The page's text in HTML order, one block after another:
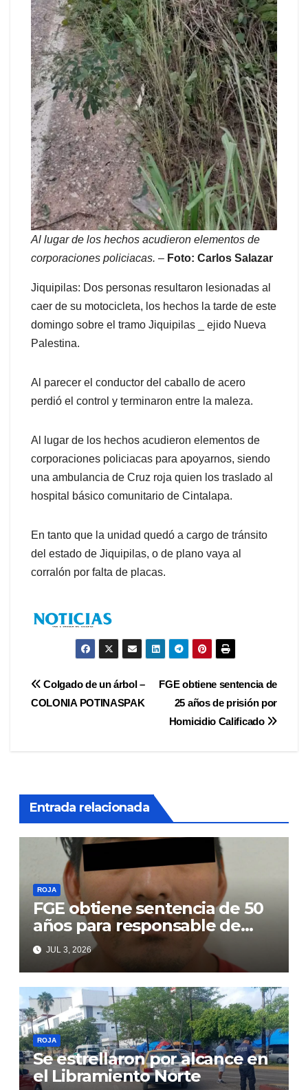
Al lugar de los hechos acudieron elementos de
corporaciones policiacas. – Foto: Carlos Salazar
Jiquipilas: Dos personas resultaron lesionadas al
caer de su motocicleta, los hechos la tarde de este
domingo sobre el tramo Jiquipilas _ ejido Nueva
Palestina.
Al parecer el conductor del caballo de acero
perdió el control y terminaron entre la maleza.
Al lugar de los hechos acudieron elementos de
corporaciones policiacas para apoyarnos, siendo
una ambulancia de Cruz roja quien los traslado al
hospital básico comunitario de Cintalapa.
En tanto que la unidad quedó a cargo de tránsito
del estado de Jiquipilas, o de plano vaya al
corralón por falta de placas.
Navegación
FGE obtiene sentencia de
25 años de prisión por
Homicidio Calificado
Colgado de un árbol –
COLONIA POTINASPAK
Entrada relacionada
ROJA
FGE obtiene sentencia de 50
años para responsable de
secuestro agravado
JUL 3, 2026
ROJA
Se estrellaron por alcance en
el Libramiento Norte